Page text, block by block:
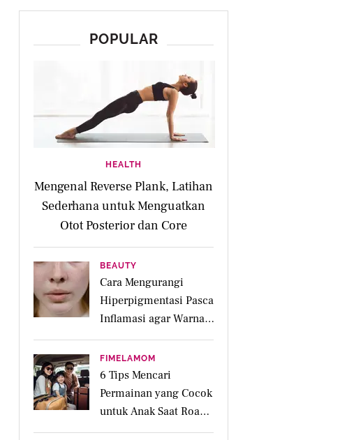
POPULAR
HEALTH
Mengenal Reverse Plank, Latihan
Sederhana untuk Menguatkan
Otot Posterior dan Core
BEAUTY
Cara Mengurangi
Hiperpigmentasi Pasca
Inflamasi agar Warna
Kulit Lebih Merata
FIMELAMOM
6 Tips Mencari
Permainan yang Cocok
untuk Anak Saat Road
Trip Keluarga